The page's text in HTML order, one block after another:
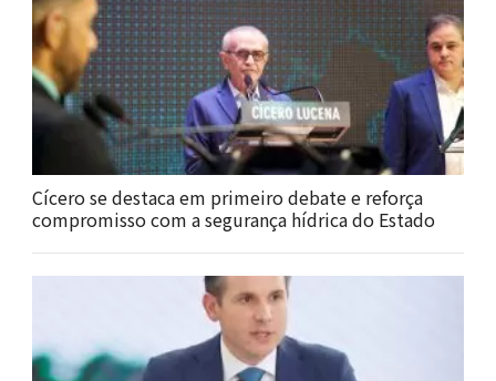
Cícero se destaca em primeiro debate e reforça
compromisso com a segurança hídrica do Estado